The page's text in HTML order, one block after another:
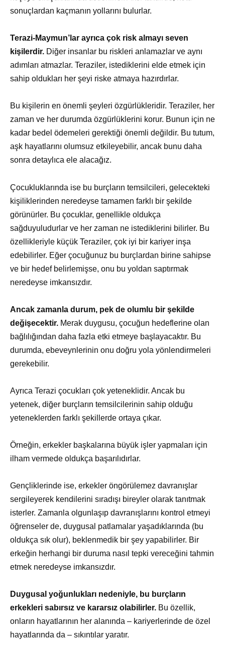
sonuçlardan kaçmanın yollarını bulurlar.
Terazi-Maymun’lar ayrıca çok risk almayı seven
kişilerdir. Diğer insanlar bu riskleri anlamazlar ve aynı
adımları atmazlar. Teraziler, istediklerini elde etmek için
sahip oldukları her şeyi riske atmaya hazırdırlar.
Bu kişilerin en önemli şeyleri özgürlükleridir. Teraziler, her
zaman ve her durumda özgürlüklerini korur. Bunun için ne
kadar bedel ödemeleri gerektiği önemli değildir. Bu tutum,
aşk hayatlarını olumsuz etkileyebilir, ancak bunu daha
sonra detaylıca ele alacağız.
Çocukluklarında ise bu burçların temsilcileri, gelecekteki
kişiliklerinden neredeyse tamamen farklı bir şekilde
görünürler. Bu çocuklar, genellikle oldukça
sağduyuludurlar ve her zaman ne istediklerini bilirler. Bu
özellikleriyle küçük Teraziler, çok iyi bir kariyer inşa
edebilirler. Eğer çocuğunuz bu burçlardan birine sahipse
ve bir hedef belirlemişse, onu bu yoldan saptırmak
neredeyse imkansızdır.
Ancak zamanla durum, pek de olumlu bir şekilde
değişecektir. Merak duygusu, çocuğun hedeflerine olan
bağlılığından daha fazla etki etmeye başlayacaktır. Bu
durumda, ebeveynlerinin onu doğru yola yönlendirmeleri
gerekebilir.
Ayrıca Terazi çocukları çok yeteneklidir. Ancak bu
yetenek, diğer burçların temsilcilerinin sahip olduğu
yeteneklerden farklı şekillerde ortaya çıkar.
Örneğin, erkekler başkalarına büyük işler yapmaları için
ilham vermede oldukça başarılıdırlar.
Gençliklerinde ise, erkekler öngörülemez davranışlar
sergileyerek kendilerini sıradışı bireyler olarak tanıtmak
isterler. Zamanla olgunlaşıp davranışlarını kontrol etmeyi
öğrenseler de, duygusal patlamalar yaşadıklarında (bu
oldukça sık olur), beklenmedik bir şey yapabilirler. Bir
erkeğin herhangi bir duruma nasıl tepki vereceğini tahmin
etmek neredeyse imkansızdır.
Duygusal yoğunlukları nedeniyle, bu burçların
erkekleri sabırsız ve kararsız olabilirler. Bu özellik,
onların hayatlarının her alanında – kariyerlerinde de özel
hayatlarında da – sıkıntılar yaratır.